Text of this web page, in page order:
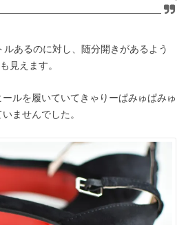
あるのに対し、随分開きがあるよう
見えます。
ルを履いていてきゃりーぱみゅぱみゅ
ませんでした。